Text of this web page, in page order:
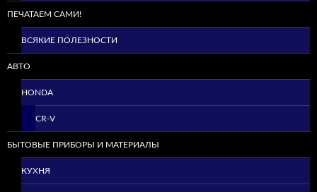
ПЕЧАТАЕМ САМИ!
ВСЯКИЕ ПОЛЕЗНОСТИ
АВТО
HONDA
CR-V
БЫТОВЫЕ ПРИБОРЫ И МАТЕРИАЛЫ
КУХНЯ